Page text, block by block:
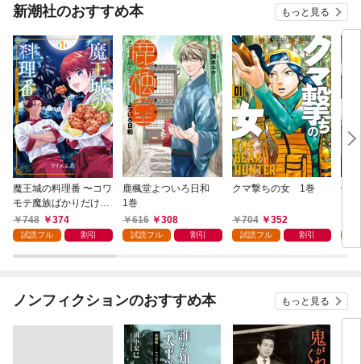
新潮社のおすすめ本 もっと見る
魔王城の料理番 〜コワ
モテ魔族ばかりだけ
ど、ホワイトな職場で
す〜 1巻
748 374
試読フル 割引
鹿楓堂よついろ日和
1巻
616
308
試読フル 割引
クマ撃ちの女 1巻
704 352
試読フル 割引
俺
る
ノンフィクションのおすすめ本 もっと見る